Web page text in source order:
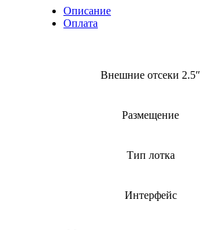
Описание
Оплата
Внешние отсеки 2.5″
Размещение
Тип лотка
Интерфейс